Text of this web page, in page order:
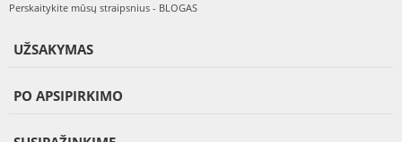
Perskaitykite mūsų straipsnius - BLOGAS
UŽSAKYMAS
PO APSIPIRKIMO